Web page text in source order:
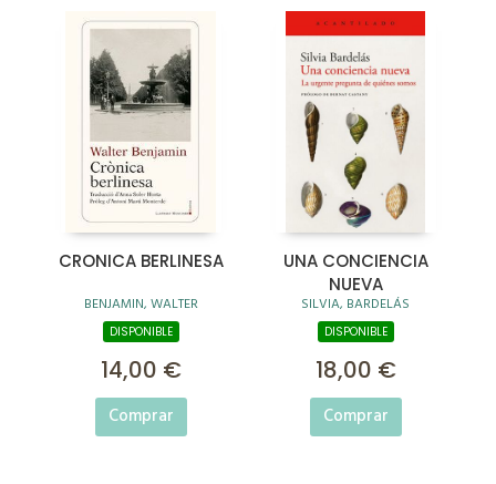
CRONICA BERLINESA
BENJAMIN, WALTER
DISPONIBLE
14,00 €
Comprar
UNA CONCIENCIA
NUEVA
SILVIA, BARDELÁS
DISPONIBLE
18,00 €
Comprar